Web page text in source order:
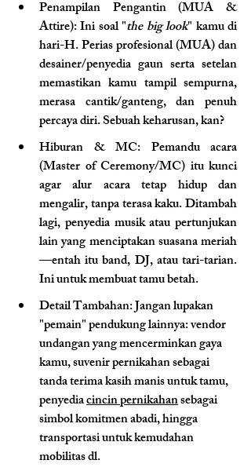
Penampilan Pengantin (MUA &
Attire): Ini soal "the big look" kamu di
hari-H. Perias profesional (MUA) dan
desainer/penyedia gaun serta setelan
memastikan kamu tampil sempurna,
merasa cantik/ganteng, dan penuh
percaya diri. Sebuah keharusan, kan?
Hiburan & MC: Pemandu acara
(Master of Ceremony/MC) itu kunci
agar alur acara tetap hidup dan
mengalir, tanpa terasa kaku. Ditambah
lagi, penyedia musik atau pertunjukan
lain yang menciptakan suasana meriah
—entah itu band, DJ, atau tari-tarian.
Ini untuk membuat tamu betah.
Detail Tambahan: Jangan lupakan
"pemain" pendukung lainnya: vendor
undangan yang mencerminkan gaya
kamu, suvenir pernikahan sebagai
tanda terima kasih manis untuk tamu,
penyedia cincin pernikahan sebagai
simbol komitmen abadi, hingga
transportasi untuk kemudahan
mobilitas dl.